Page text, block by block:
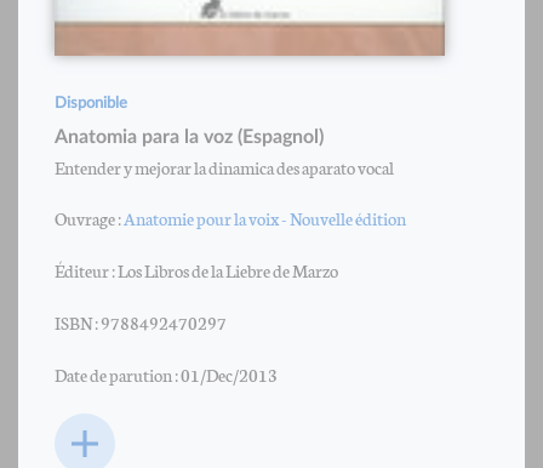
Disponible
Anatomia para la voz (Espagnol)
Entender y mejorar la dinamica des aparato vocal
Ouvrage :Anatomie pour la voix - Nouvelle édition
Éditeur : Los Libros de la Liebre de Marzo
ISBN : 9788492470297
Date de parution : 01/Dec/2013